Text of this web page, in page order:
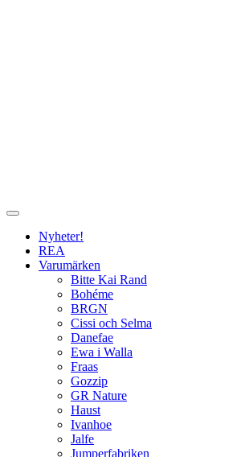
Nyheter!
REA
Varumärken
Bitte Kai Rand
Bohéme
BRGN
Cissi och Selma
Danefae
Ewa i Walla
Fraas
Gozzip
GR Nature
Haust
Ivanhoe
Jalfe
Jumperfabriken